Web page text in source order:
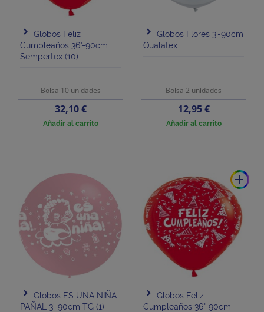
Globos Feliz
Cumpleaños 36"-90cm
Sempertex (10)
Bolsa 10 unidades
Precio
32,10 €
Añadir al carrito
Globos Flores 3'-90cm
Qualatex
Bolsa 2 unidades
Precio
12,95 €
Añadir al carrito
Globos ES UNA NIÑA
PAÑAL 3'-90cm TG (1)
add
Globos Feliz
Cumpleaños 36"-90cm